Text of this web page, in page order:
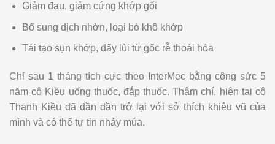
Giảm đau, giảm cứng khớp gối
Bổ sung dịch nhờn, loại bỏ khô khớp
Tái tạo sụn khớp, đẩy lùi từ gốc rễ thoái hóa
Chỉ sau 1 tháng tích cực theo InterMec bằng công sức 5
năm cô Kiều uống thuốc, đắp thuốc. Thậm chí, hiện tại cô
Thanh Kiều đã dần dần trở lại với sở thích khiêu vũ của
mình và có thể tự tin nhảy múa.